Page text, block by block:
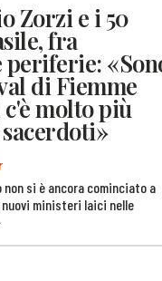
Zorzi e i 50
fra
periferie:
di Fiemme
molto più
si è ancora cominciato a
ministeri laici nelle